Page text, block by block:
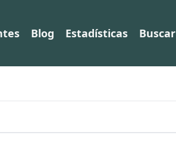
Blog Estadísticas Buscar